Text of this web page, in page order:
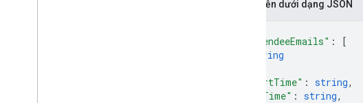
Biểu diễn dưới dạng JSON
"attendeeEmails" :
[
string
"startTime" : string,
"endTime" : string,